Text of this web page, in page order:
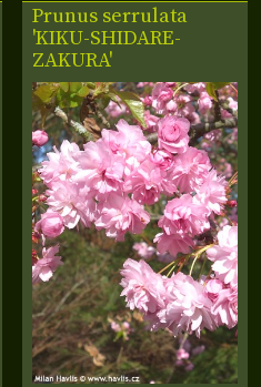
Prunus serrulata
'KIKU-SHIDARE-
ZAKURA'